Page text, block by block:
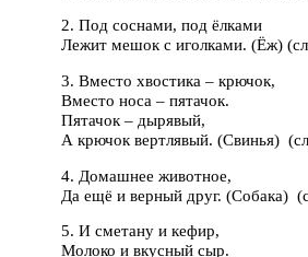
2. Под соснами, под ёлками
Лежит мешок с иголками. (Ёж)
3. Вместо хвостика – крючок,
Вместо носа – пятачок.
Пятачок – дырявый,
А крючок вертлявый. (Свинья)
4. Домашнее животное,
Да ещё и верный друг. (Собака)
5. И сметану и кефир,
Молоко и вкусный сыр.